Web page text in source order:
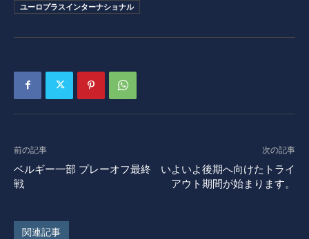
ユーロプラスインターナショナル
前の記事
ベルギー一部 プレーオフ最終
戦
次の記事
いよいよ後期へ向けたトライ
アウト期間が始まります。
関連記事